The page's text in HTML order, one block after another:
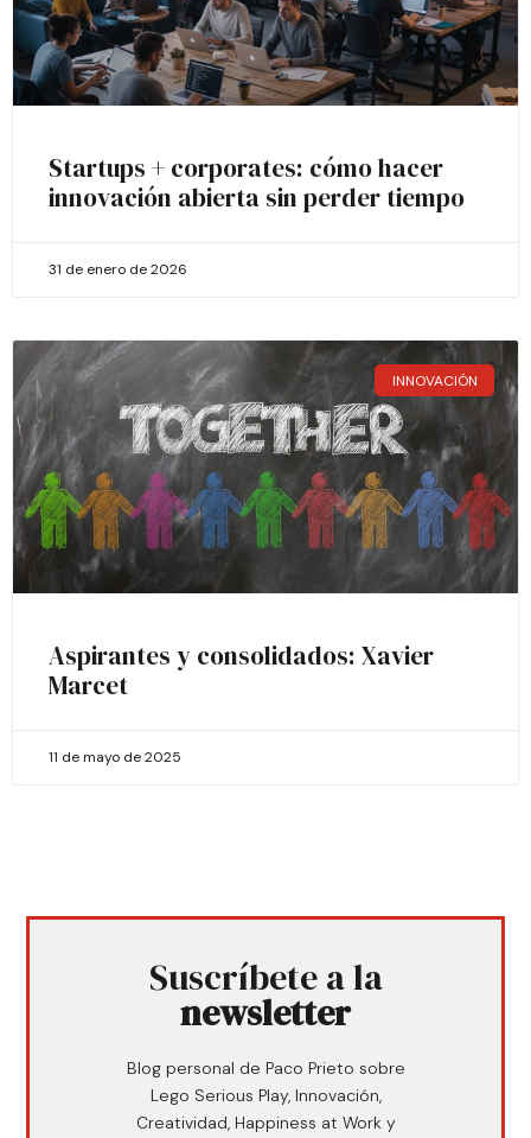
Startups + corporates: cómo hacer
innovación abierta sin perder tiempo
31 de enero de 2026
INNOVACIÓN
Aspirantes y consolidados: Xavier
Marcet
11 de mayo de 2025
Suscríbete a la
newsletter
Blog personal de Paco Prieto sobre
Lego Serious Play, Innovación,
Creatividad, Happiness at Work y